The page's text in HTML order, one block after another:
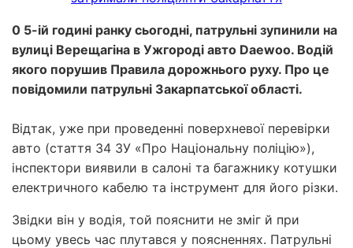
0 5-ій годині ранку сьогодні, патрульні зупинили на
вулиці Верещагіна в Ужгороді авто Daewoo. Водій
якого порушив Правила дорожнього руху. Про це
повідомили патрульні Закарпатської області.
Відтак, уже при проведенні поверхневої перевірки
авто (стаття 34 ЗУ «Про Національну поліцію»),
інспектори виявили в салоні та багажнику котушки
електричного кабелю та інструмент для його різки.
Звідки він у водія, той пояснити не зміг й при
цьому увесь час плутався у поясненнях. Патрульні